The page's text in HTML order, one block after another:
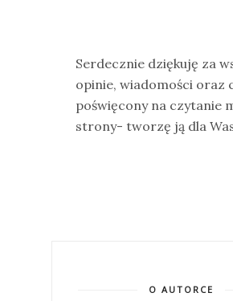
Serdecznie dziękuję za
opinie, wiadomości oraz
poświęcony na czytanie
strony- tworzę ją dla
O AUTORCE